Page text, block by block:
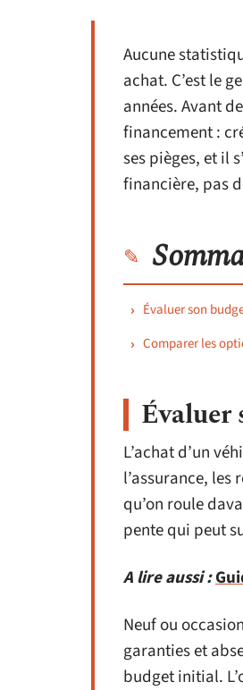
Aucune
achat. C’est le
années. Avant
financement :
ses pièges, et il
financière, pas
Évaluer son
Comparer les
Évaluer
L’achat d’un
l’assurance,
qu’on roule
pente qui peut
A lire aussi :
Neuf ou
garanties et
budget initial.